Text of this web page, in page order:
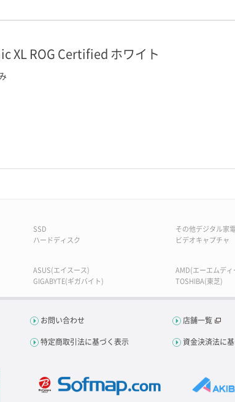
XL ROG Certified ホワイト
SSD その他デジタル家
ハードディスク ビデオキャプチャ
ASUS(エイスース) AMD(エーエムディ
GIGABYTE(ギガバイト) TOSHIBA(東芝)
お問い合わせ 店舗一覧
特定商取引法に基づく表示 資金決済法に